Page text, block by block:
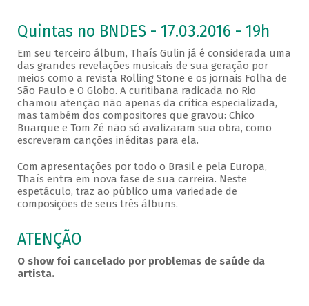
Quintas no BNDES - 17.03.2016 - 19h
Em seu terceiro álbum, Thaís Gulin já é considerada uma
das grandes revelações musicais de sua geração por
meios como a revista Rolling Stone e os jornais Folha de
São Paulo e O Globo. A curitibana radicada no Rio
chamou atenção não apenas da crítica especializada,
mas também dos compositores que gravou: Chico
Buarque e Tom Zé não só avalizaram sua obra, como
escreveram canções inéditas para ela.
Com apresentações por todo o Brasil e pela Europa,
Thaís entra em nova fase de sua carreira. Neste
espetáculo, traz ao público uma variedade de
composições de seus três álbuns.
ATENÇÃO
O show foi cancelado por problemas de saúde da
artista.